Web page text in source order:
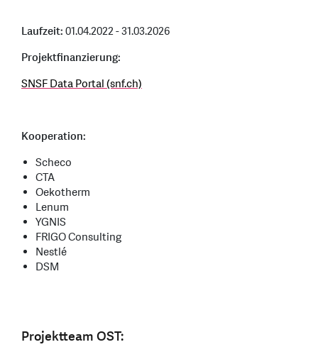
Laufzeit:01.04.2022 - 31.03.2026
Projektfinanzierung:
SNSF Data Portal (snf.ch)
Kooperation:
Scheco
CTA
Oekotherm
Lenum
YGNIS
FRIGO Consulting
Nestlé
DSM
Projektteam OST: